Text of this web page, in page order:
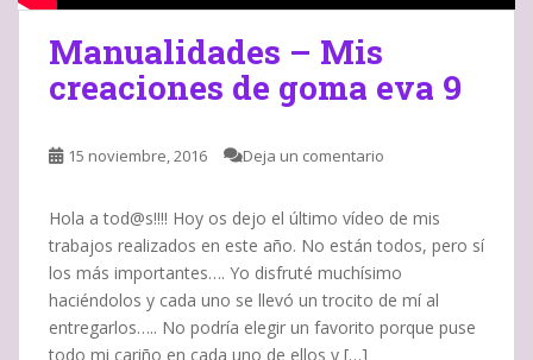
Manualidades – Mis
creaciones de goma eva 9
15 noviembre, 2016 Deja un comentario
Hola a tod@s!!!! Hoy os dejo el último vídeo de mis
trabajos realizados en este año. No están todos, pero sí
los más importantes…. Yo disfruté muchísimo
haciéndolos y cada uno se llevó un trocito de mí al
entregarlos….. No podría elegir un favorito porque puse
todo mi cariño en cada uno de ellos y […]